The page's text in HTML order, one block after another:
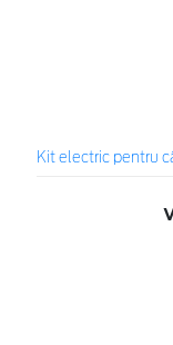
Kit electric pentru